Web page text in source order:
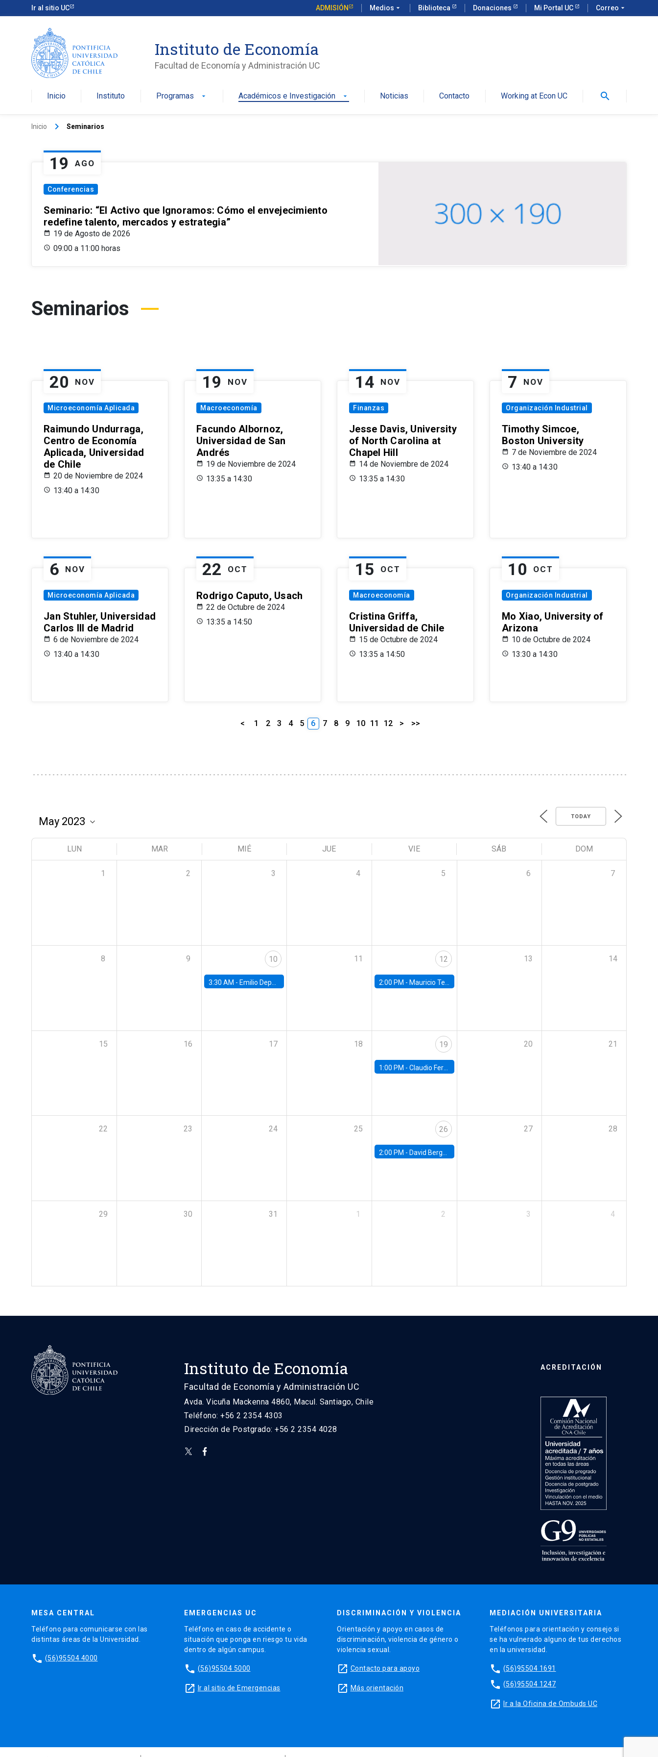
Ir al sitio UC ADMISIÓN Medios arrow_drop_down Biblioteca Donaciones Mi Portal UC Correo arrow_drop_down
Instituto de Economía
Facultad de Economía y Administración UC
Inicio Instituto Programas arrow_drop_down Académicos e Investigación arrow_drop_down Noticias Contacto Working at Econ UC search
Inicio keyboard_arrow_right Seminarios
19 AGO
Conferencias
Seminario: “El Activo que Ignoramos: Cómo el envejecimiento
redefine talento, mercados y estrategia”
19 de Agosto de 2026
09:00 a 11:00 horas
Seminarios
20 NOV
Microeconomía Aplicada
Raimundo Undurraga,
Centro de Economía
Aplicada, Universidad
de Chile
20 de Noviembre de 2024
13:40 a 14:30
19 NOV
Macroeconomía
Facundo Albornoz,
Universidad de San
Andrés
19 de Noviembre de 2024
13:35 a 14:30
14 NOV
Finanzas
Jesse Davis, University
of North Carolina at
Chapel Hill
14 de Noviembre de 2024
13:35 a 14:30
7 NOV
Organización Industrial
Timothy Simcoe,
Boston University
7 de Noviembre de 2024
13:40 a 14:30
6 NOV
Microeconomía Aplicada
Jan Stuhler, Universidad
Carlos III de Madrid
6 de Noviembre de 2024
13:40 a 14:30
22 OCT
Rodrigo Caputo, Usach
22 de Octubre de 2024
13:35 a 14:50
15 OCT
Macroeconomía
Cristina Griffa,
Universidad de Chile
15 de Octubre de 2024
13:35 a 14:50
10 OCT
Organización Industrial
Mo Xiao, University of
Arizona
10 de Octubre de 2024
13:30 a 14:30
< 1 2 3 4 5 6 7 8 9 10 11 12 > >>
TODAY
LUN MAR MIÉ JUE VIE SÁB DOM
1 2 3 4 5 6 7
8 9 10
3:30 AM - Emilio Depetris-Chauvín, Universidad Católica
11 12
2:00 PM - Mauricio Tejada, UDP
13 14
15 16 17 18 19
1:00 PM - Claudio Ferraz, British Columbia
20 21
22 23 24 25 26
2:00 PM - David Berger, Duke
27 28
29 30 31 1 2 3 4
Instituto de Economía
Facultad de Economía y Administración UC
Avda. Vicuña Mackenna 4860, Macul. Santiago, Chile
Teléfono: +56 2 2354 4303
Dirección de Postgrado: +56 2 2354 4028
ACREDITACIÓN
MESA CENTRAL
Teléfono para comunicarse con las
distintas áreas de la Universidad.
phone (56)95504 4000
EMERGENCIAS UC
Teléfono en caso de accidente o
situación que ponga en riesgo tu vida
dentro de algún campus.
phone (56)95504 5000
launch Ir al sitio de Emergencias
DISCRIMINACIÓN Y VIOLENCIA
Orientación y apoyo en casos de
discriminación, violencia de género o
violencia sexual.
launch Contacto para apoyo
launch Más orientación
MEDIACIÓN UNIVERSITARIA
Teléfonos para orientación y consejo si
se ha vulnerado alguno de tus derechos
en la universidad.
phone (56)95504 1691
phone (56)95504 1247
launch Ir a la Oficina de Ombuds UC